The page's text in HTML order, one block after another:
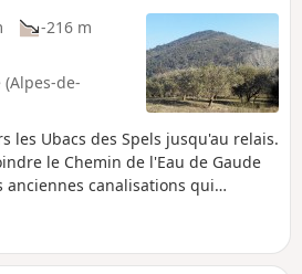
-216 m
de-
les Ubacs des Spels jusqu'au relais.
le Chemin de l'Eau de Gaude
anciennes canalisations qui